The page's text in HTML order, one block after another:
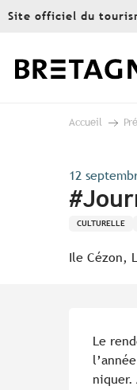
Aller
principal
Site officiel du
Accueil
12
CULTURELLE
Ile Cézon,
Le
niquer.